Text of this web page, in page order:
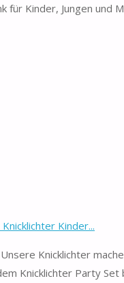
für Kinder, Jungen
Kinder...
Knicklichter machen
Party Set